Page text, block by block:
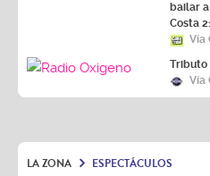
bailar
Costa
Vía
Tributo
Vía
LA ZONA ESPECTÁCULOS